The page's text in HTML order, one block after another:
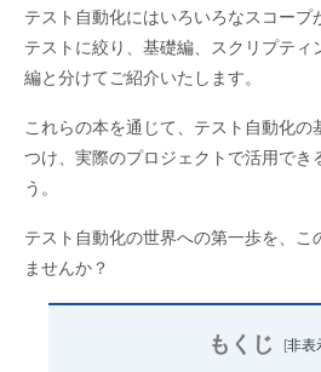
テスト自動化にはいろいろなスコープ
テストに絞り、基礎編、スクリプティ
編と分けてご紹介いたします。
これらの本を通じて、テスト自動化の
つけ、実際のプロジェクトで活用でき
う。
テスト自動化の世界への第一歩を、こ
ませんか？
もくじ [非表